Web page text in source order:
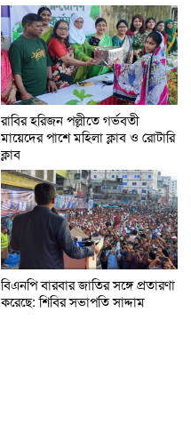
রাবির হরিজন পল্লীতে গর্ভবতী
মায়েদের পাশে মহিলা ক্লাব ও রোটারি
ক্লাব
বিএনপি বারবার জাতির সঙ্গে প্রতারণা
করেছে: শিবির সভাপতি সাদ্দাম